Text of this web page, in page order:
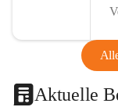
Aktuelle